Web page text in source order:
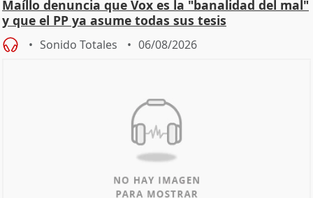
Maíllo denuncia que Vox es la "banalidad del mal"
y que el PP ya asume todas sus tesis
Sonido Totales 06/08/2026